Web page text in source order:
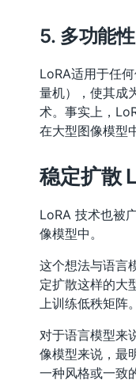
5. 多功能性
LoRA适用于任
量机），使其成
术。事实上，
在大型图像模型
稳定扩散
LoRA 技术也被
像模型中。
这个想法与语言
定扩散这样的大
上训练低秩矩阵。
对于语言模型来
像模型来说，最
一种风格或一致